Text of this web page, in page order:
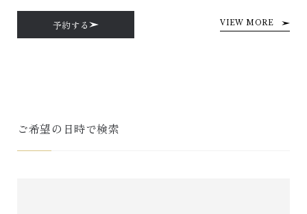
予約する VIEW MORE
ご希望の日時で検索